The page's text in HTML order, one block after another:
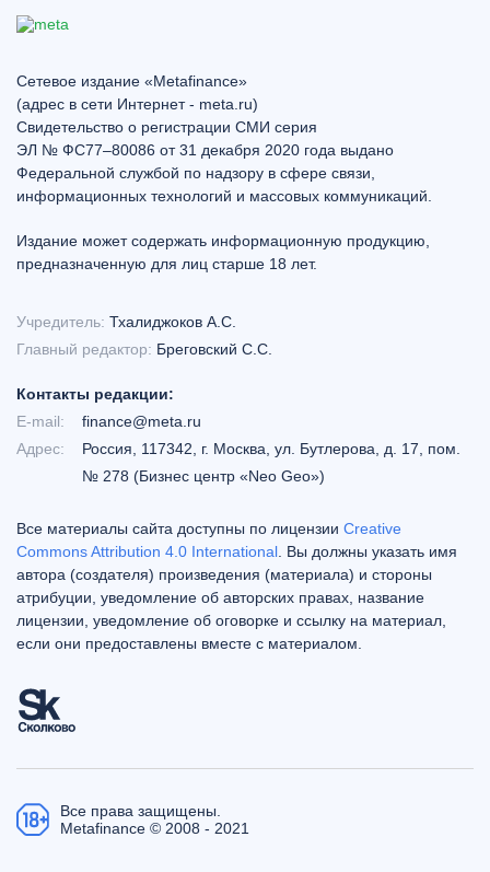
Сетевое издание «Metafinance»
(адрес в сети Интернет - meta.ru)
Свидетельство о регистрации СМИ серия
ЭЛ № ФС77–80086 от 31 декабря 2020 года выдано
Федеральной службой по надзору в сфере связи,
информационных технологий и массовых коммуникаций.
Издание может содержать информационную продукцию,
предназначенную для лиц старше 18 лет.
Учредитель: Тхалиджоков А.С.
Главный редактор: Бреговский С.С.
Контакты редакции:
E-mail:
finance@meta.ru
Адрес:
Россия, 117342, г. Москва, ул. Бутлерова, д. 17, пом.
№ 278 (Бизнес центр «Neo Geo»)
Все материалы сайта доступны по лицензии Creative
Commons Attribution 4.0 International . Вы должны указать имя
автора (создателя) произведения (материала) и стороны
атрибуции, уведомление об авторских правах, название
лицензии, уведомление об оговорке и ссылку на материал,
если они предоставлены вместе с материалом.
Все права защищены.
Metafinance © 2008 - 2021